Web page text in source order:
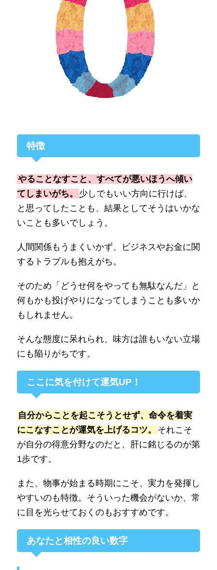
特徴
やることなすこと、すべてが悪いほうへ傾い
てしまいがち。
少しでもいい方向に行けば、
と思ってしたことも、結果としてそうはいかな
いことも多いでしょう。
人間関係もうまくいかず、ビジネスやお金に関
するトラブルも抱えがち。
そのため「どうせ何をやっても無駄なんだ」と
何もかも投げやりになってしまうことも多いか
もしれません。
そんな態度に呆れられ、味方は誰もいない立場
にも陥りがちです。
ここに気を付けて運気UP！
自分からことを起こそうとせず、命令を着実
にこなすことが運気を上げるコツ。
それこそ
が自分の得意分野なのだと、肝に銘じるのが第
1歩です。
また、物事が始まる時期にこそ、実力を発揮し
やすいのも特徴。そういった機会がないか、常
に目を光らせておくのもおすすめです。
あなたと相性の良い数字